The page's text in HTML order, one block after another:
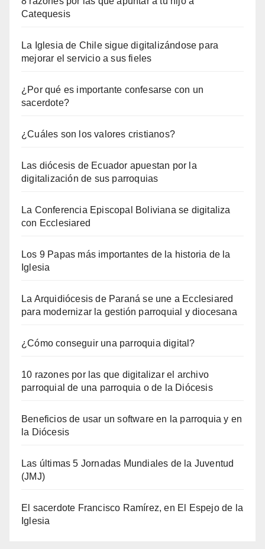
Catequesis
La Iglesia de Chile sigue digitalizándose para
mejorar el servicio a sus fieles
¿Por qué es importante confesarse con un
sacerdote?
¿Cuáles son los valores cristianos?
Las diócesis de Ecuador apuestan por la
digitalización de sus parroquias
La Conferencia Episcopal Boliviana se digitaliza
con Ecclesiared
Los 9 Papas más importantes de la historia de la
Iglesia
La Arquidiócesis de Paraná se une a Ecclesiared
para modernizar la gestión parroquial y diocesana
¿Cómo conseguir una parroquia digital?
10 razones por las que digitalizar el archivo
parroquial de una parroquia o de la Diócesis
Beneficios de usar un software en la parroquia y en
la Diócesis
Las últimas 5 Jornadas Mundiales de la Juventud
(JMJ)
El sacerdote Francisco Ramírez, en El Espejo de la
Iglesia